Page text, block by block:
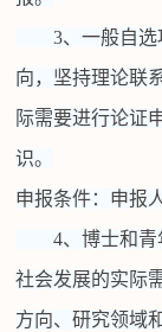
3、一般自选
向，坚持理论联
际需要进行论证
识。
申报条件：申报
4、博士和青
社会发展的实际
方向、研究领域